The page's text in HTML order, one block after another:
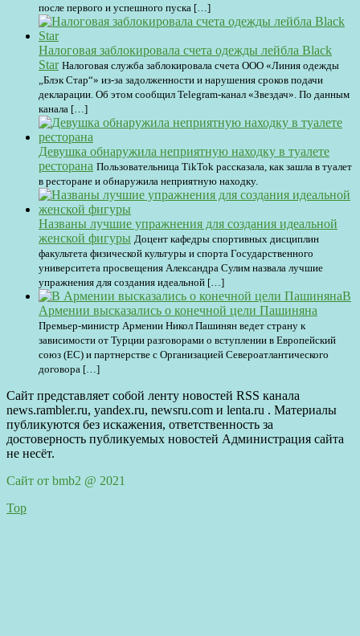
после первого и успешного пуска […]
Налоговая заблокировала счета одежды лейбла Black
Star Налоговая служба заблокировала счета ООО «Линия одежды
„Блэк Стар“» из-за задолженности и нарушения сроков подачи
декларации. Об этом сообщил Telegram-канал «Звездач». По данным
канала […]
Девушка обнаружила неприятную находку в туалете
ресторана Пользовательница TikTok рассказала, как зашла в туалет
в ресторане и обнаружила неприятную находку.
Названы лучшие упражнения для создания идеальной
женской фигуры Доцент кафедры спортивных дисциплин
факультета физической культуры и спорта Государственного
университета просвещения Александра Сулим назвала лучшие
упражнения для создания идеальной […]
В
Армении высказались о конечной цели Пашиняна
Премьер-министр Армении Никол Пашинян ведет страну к
зависимости от Турции разговорами о вступлении в Европейский
союз (ЕС) и партнерстве с Организацией Североатлантического
договора […]
Сайт представляет собой ленту новостей RSS канала
news.rambler.ru, yandex.ru, newsru.com и lenta.ru . Материалы
публикуются без искажения, ответственность за
достоверность публикуемых новостей Администрация сайта
не несёт.
Сайт от bmb2 @ 2021
Top